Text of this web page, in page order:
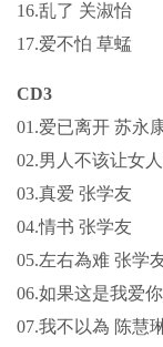
16.乱了 关淑怡
17.爱不怕 草蜢
CD3
01.爱已离开 苏永
02.男人不该让女
03.真爱 张学友
04.情书 张学友
05.左右為难 张学
06.如果这是我爱
07.我不以為 陈慧